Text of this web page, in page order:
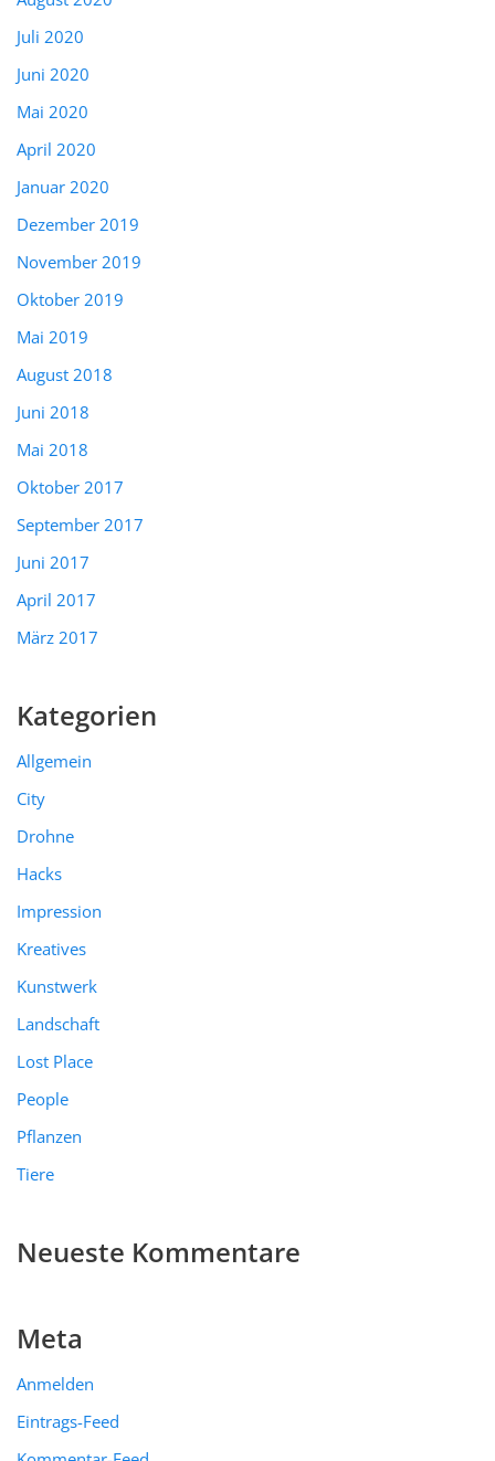
Juli 2020
Juni 2020
Mai 2020
April 2020
Januar 2020
Dezember 2019
November 2019
Oktober 2019
Mai 2019
August 2018
Juni 2018
Mai 2018
Oktober 2017
September 2017
Juni 2017
April 2017
März 2017
Kategorien
Allgemein
City
Drohne
Hacks
Impression
Kreatives
Kunstwerk
Landschaft
Lost Place
People
Pflanzen
Tiere
Neueste Kommentare
Meta
Anmelden
Eintrags-Feed